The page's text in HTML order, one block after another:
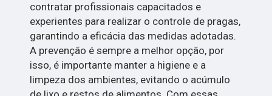
contratar profissionais capacitados e
experientes para realizar o controle de pragas,
garantindo a eficácia das medidas adotadas.
A prevenção é sempre a melhor opção, por
isso, é importante manter a higiene e a
limpeza dos ambientes, evitando o acúmulo